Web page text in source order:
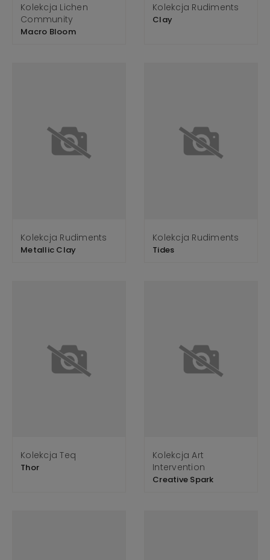
Kolekcja Lichen
Community
Macro Bloom
Kolekcja Rudiments
Clay
Kolekcja Rudiments
Metallic Clay
Kolekcja Rudiments
Tides
Kolekcja Teq
Thor
Kolekcja Art
Intervention
Creative Spark